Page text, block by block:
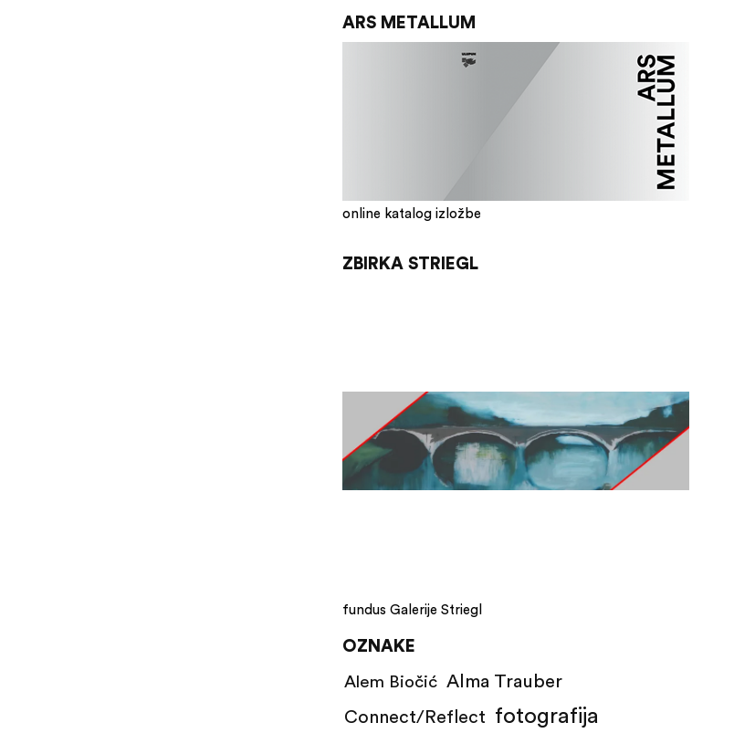
ARS METALLUM
online katalog izložbe
ZBIRKA STRIEGL
fundus Galerije Striegl
OZNAKE
Alem Biočić Alma Trauber
Connect/Reflect fotografija